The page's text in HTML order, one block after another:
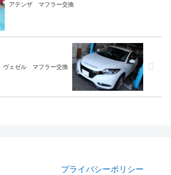
アテンザ マフラー交換
ヴェゼル マフラー交換
プライバシーポリシー